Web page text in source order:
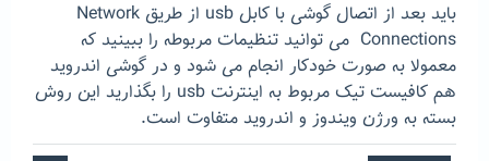
باید بعد از اتصال گوشی با کابل usb از طریق Network
Connections می توانید تنظیمات مربوطه را ببینید که
معمولا به صورت خودکار انجام می شود و در گوشی اندروید
هم کافیست تیک مربوط به اینترنت usb را بگذارید این روش
بسته به ورژن ویندوز و اندروید متفاوت است.